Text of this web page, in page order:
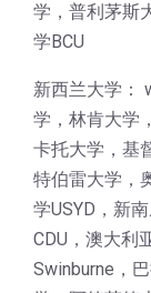
学，普利茅斯
学BCU
新西兰大学：
学，林肯大学
卡托大学，基
特伯雷大学，
学USYD，新
CDU，澳大利
Swinburne，